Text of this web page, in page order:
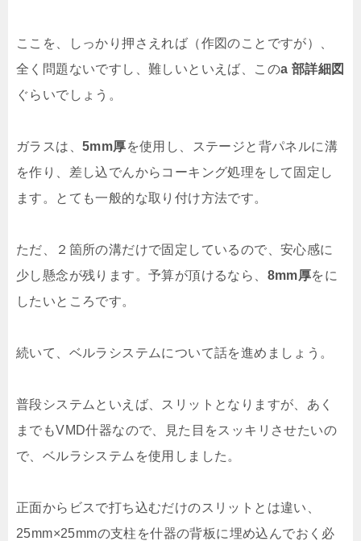
ここを、しっかり押さえれば（作図のことですが）、
全く問題ないですし、難しいといえば、このa 部詳細図
ぐらいでしょう。
ガラスは、 5mm厚を使用し、ステージと背パネルに溝
を作り、差し込でんからコーキング処理をして固定し
ます。とても一般的な取り付け方法です。
ただ、２箇所の溝だけで固定しているので、安心感に
少し懸念が残ります。予算が頂けるなら、 8mm厚をに
したいところです。
続いて、ベルラシステムについて話を進めましょう。
普段システムといえば、スリットとなりますが、あく
までもVMD什器なので、見た目をスッキリさせたいの
で、ベルラシステムを使用しました。
正面からビスで打ち込むだけのスリットとは違い、
25mm×25mmの支柱を什器の背板に埋め込んでおく必